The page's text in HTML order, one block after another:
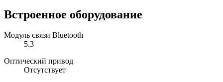
Встроенное оборудование
Модуль связи Bluetooth
5.3
Оптический привод
Отсутствует